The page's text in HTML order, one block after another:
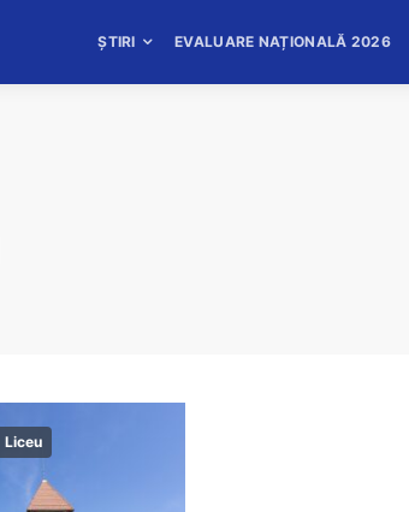
ȘTIRI EVALUARE NAȚIONALĂ 2026
Liceu